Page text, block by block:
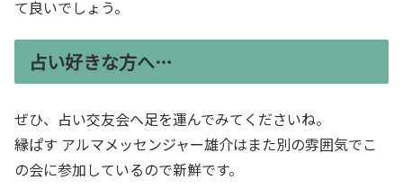
て良いでしょう。
占い好きな方へ…
ぜひ、占い交友会へ足を運んでみてくださいね。
縁ぱす アルマメッセンジャー雄介はまた別の雰囲気でこ
の会に参加しているので新鮮です。